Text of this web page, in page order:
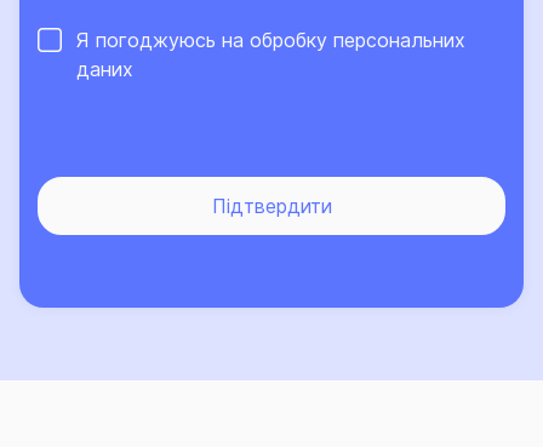
Про високий рівень сервісу та надійний страховий
захист, що його забезпечує Страхова група «ТАС»,
свідчить той факт, що кількість клієнтів компанії, які
Я погоджуюсь на обробку персональних
даних
Підтвердити